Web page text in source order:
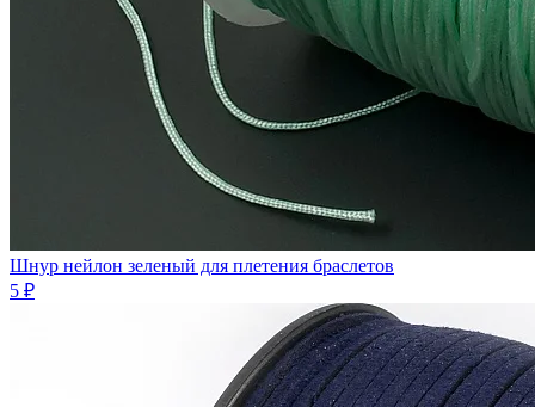
Шнур нейлон зеленый для плетения браслетов
5 ₽